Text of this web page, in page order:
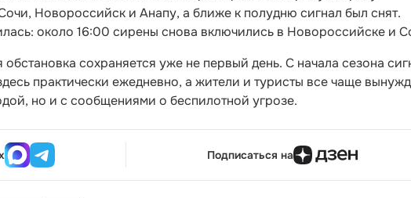
Новороссийск и Анапу, а ближе к полудню сигнал был снят.
около 16:00 сирены снова включились в Новороссийске и
сохраняется уже не первый день. С начала сезона
практически ежедневно, а жители и туристы все чаще
но и с сообщениями о беспилотной угрозе.
Подписаться на